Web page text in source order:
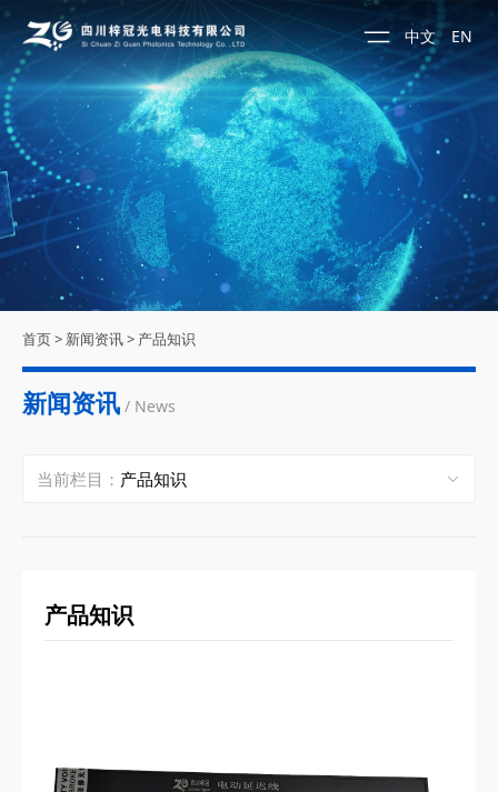
中文 EN
首页> 新闻资讯> 产品知识
新闻资讯 / News
当前栏目：
产品知识